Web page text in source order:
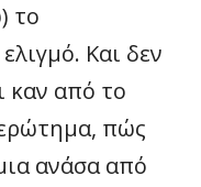
το
Και δεν
καν από το
πώς
ανάσα από